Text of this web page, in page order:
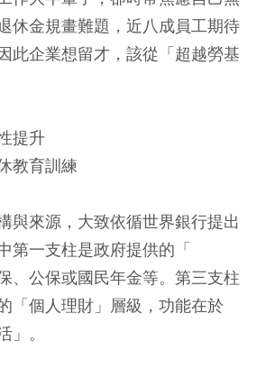
休金規畫難題，近八成員工期待
此企業想留才，該從「超越勞基
提升
教育訓練
與來源，大致依循世界銀行提出
第一支柱是政府提供的「
、公保或國民年金等。第三支柱
「個人理財」層級，功能在於
」。